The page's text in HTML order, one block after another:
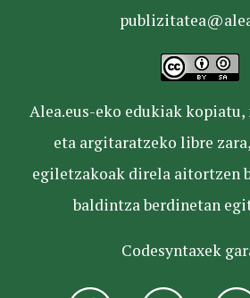
Alea.eus-eko edukiak
eta argitaratzeko libre
egiletzakoak direla aitortzen
baldintza berdinetan
Codesyntaxek